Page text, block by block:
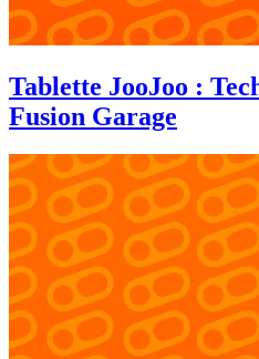
Tablette JooJoo :
Fusion Garage